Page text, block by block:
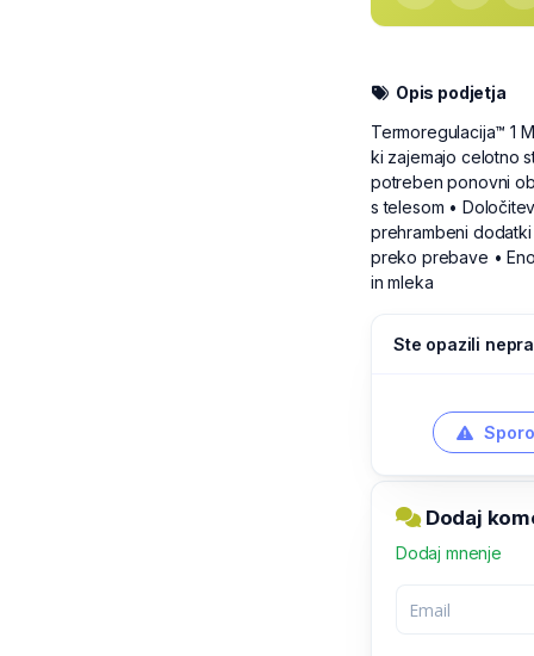
Opis podjetja
Termoregulacija™ 1
ki zajemajo celotno
potreben ponovni
s telesom •
prehrambeni
preko prebave •
in mleka
Ste opazili
Dodaj
Dodaj mnenje